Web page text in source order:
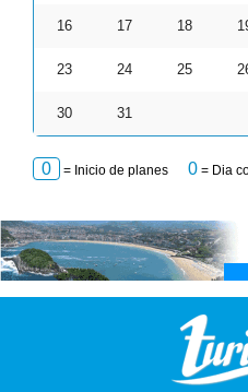
16 17 18
23 24 25
30 31
0 = Inicio de planes 0 = Dia